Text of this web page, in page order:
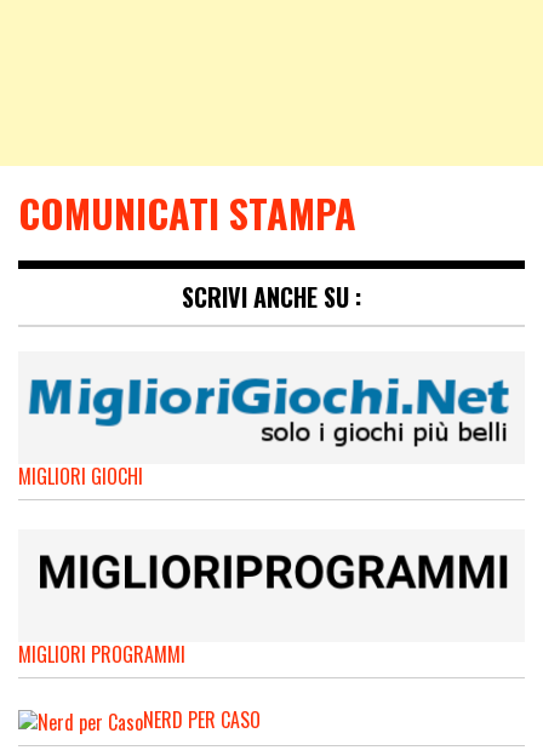
COMUNICATI STAMPA
SCRIVI ANCHE SU :
MIGLIORI GIOCHI
MIGLIORI PROGRAMMI
NERD PER CASO